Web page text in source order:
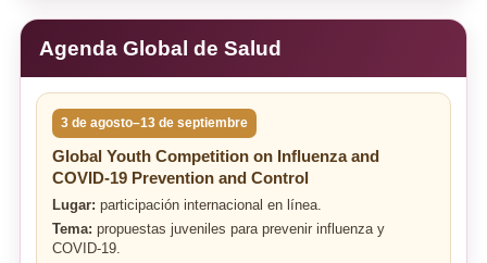
Agenda Global de Salud
3 de agosto–13 de septiembre
Global Youth Competition on Influenza and
COVID-19 Prevention and Control
Lugar: participación internacional en línea.
Tema: propuestas juveniles para prevenir influenza y
COVID-19.